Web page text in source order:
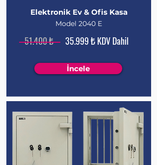
Elektronik Ev & Ofis Kasa
Model 2040 E
51.400 ₺ 35.999 ₺ KDV Dahil
İncele